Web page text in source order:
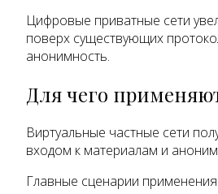
Цифровые приватные сети
поверх существующих
анонимность.
Для чего
Виртуальные частные сети
входом к материалам и
Главные сценарии